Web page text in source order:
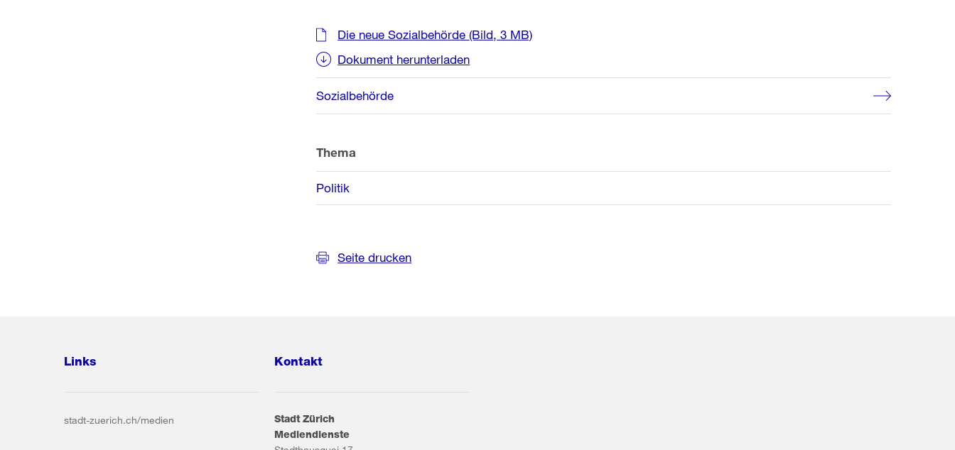
Weitere
Informationen
Die neue Sozialbehörde(Bild, 3 MB)
Dokument herunterladen
Sozialbehörde
Thema
Politik
Seite drucken
Links
stadt-zuerich.ch/medien
Kontakt
Stadt Zürich
Mediendienste